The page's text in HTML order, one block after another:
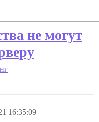
не могут
16:35:09